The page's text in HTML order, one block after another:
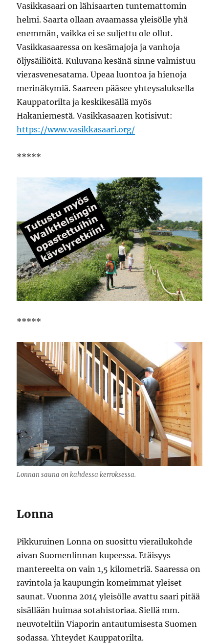
Vasikkasaari on lähisaarten tuntemattomin
helmi. Saarta ollaan avaamassa yleisölle yhä
enemmän, vaikka ei se suljettu ole ollut.
Vasikkasaaressa on kesämajoja ja vanhoja
öljysäiliöitä. Kuluvana kesänä sinne valmistuu
vierasvenesatama. Upeaa luontoa ja hienoja
merinäkymiä. Saareen pääsee yhteysaluksella
Kauppatorilta ja keskikesällä myös
Hakaniemestä. Vasikkasaaren kotisivut:
https://www.vasikkasaari.org/
*****
*****
Lonnan sauna on kahdessa kerroksessa.
Lonna
Pikkuruinen Lonna on suosittu vierailukohde
aivan Suomenlinnan kupeessa. Etäisyys
mantereelta on vain 1,5 kilometriä. Saaressa on
ravintola ja kaupungin komeimmat yleiset
saunat. Vuonna 2014 yleisölle avattu saari pitää
sisällään huimaa sotahistoriaa. Siellä mm.
neuvoteltiin Viaporin antautumisesta Suomen
sodassa. Yhteydet Kauppatorilta.